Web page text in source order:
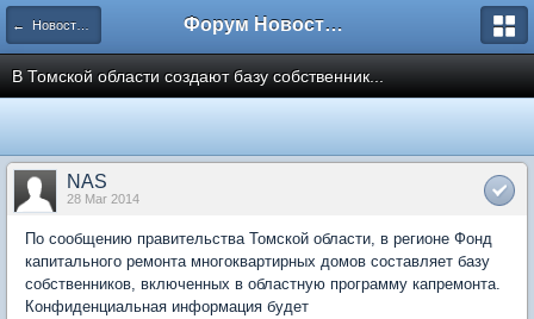
← Новости рынка недвижимости Форум Новостройки
В Томской области создают базу собственник...
NAS
28 Mar 2014
По сообщению правительства Томской области, в регионе Фонд
капитального ремонта многоквартирных домов составляет базу
собственников, включенных в областную программу капремонта.
Конфиденциальная информация будет